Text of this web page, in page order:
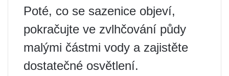
Poté, co se sazenice objeví,
pokračujte ve zvlhčování půdy
malými částmi vody a zajistěte
dostatečné osvětlení.